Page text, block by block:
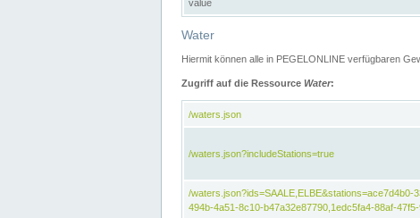
value
Water
Hiermit können alle in PEGELONLINE verfügbaren
Zugriff auf die Ressource Water:
/waters.json
/waters.json?includeStations=true
/
494b-4a51-8c10-b47a32e87790,1edc5fa4-88af-